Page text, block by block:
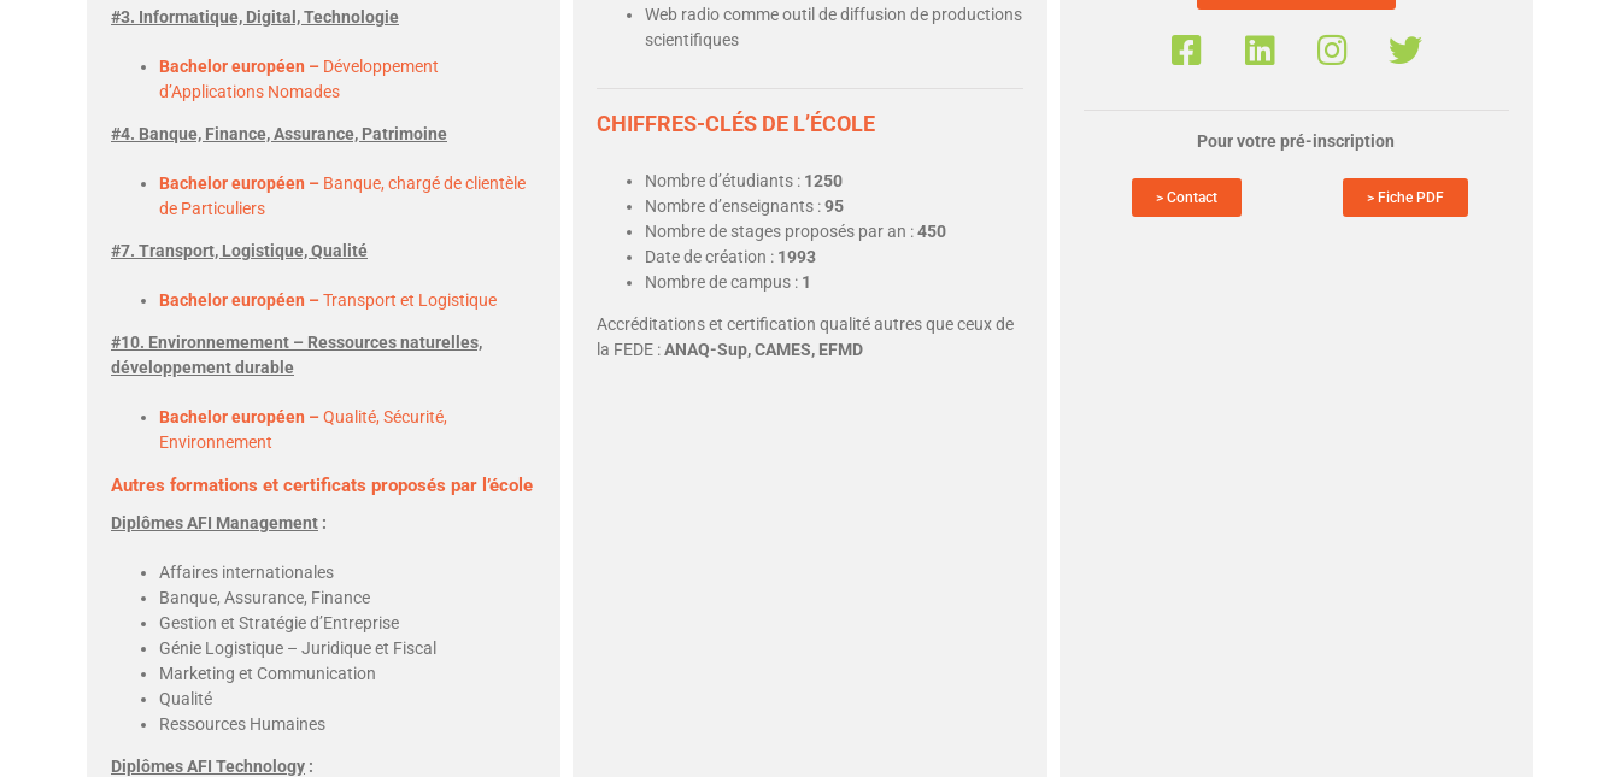
#3. Informatique, Digital, Technologie
Bachelor européen – Développement
d’Applications Nomades
#4. Banque, Finance, Assurance, Patrimoine
Bachelor européen – Banque, chargé de clientèle
de Particuliers
#7. Transport, Logistique, Qualité
Bachelor européen –Transport et Logistique
#10. Environnemement – Ressources naturelles,
développement durable
Bachelor européen –Qualité, Sécurité,
Environnement
Autres formations et certificats proposés par l’école
Diplômes AFI Management :
Affaires internationales
Banque, Assurance, Finance
Gestion et Stratégie d’Entreprise
Génie Logistique – Juridique et Fiscal
Marketing et Communication
Qualité
Ressources Humaines
Diplômes AFI Technology :
Web radio comme outil de diffusion de productions
scientifiques
CHIFFRES-CLÉS DE L’ÉCOLE
Nombre d’étudiants : 1250
Nombre d’enseignants :95
Nombre de stages proposés par an :450
Date de création : 1993
Nombre de campus : 1
Accréditations et certification qualité autres que ceux de
la FEDE :ANAQ-Sup,CAMES, EFMD
Pour votre pré-inscription
> Contact > Fiche PDF